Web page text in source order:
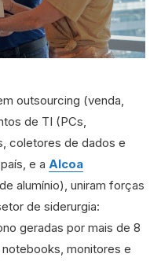
outsourcing (venda,
de TI (PCs,
coletores de dados e
e a Alcoa
alumínio), uniram forças
de siderurgia:
geradas por mais de 8
monitores e